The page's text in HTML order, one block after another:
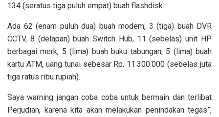
134 (seratus tiga puluh empat) buah flashdisk.
Ada 62 (enam puluh dua) buah modem, 3 (tiga) buah DVR
CCTV, 8 (delapan) buah Switch Hub, 11 (sebelas) unit HP
berbagai merk, 5 (lima) buah buku tabungan, 5 (lima) buah
kartu ATM, uang tunai sebesar Rp. 11.300.000 (sebelas juta
tiga ratus ribu rupiah).
Saya warning jangan coba coba untuk bermain dan terlibat
Perjudian, karena kita akan melakukan penindakan tegas”,